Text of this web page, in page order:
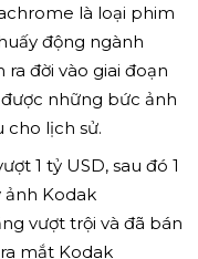
là loại phim
động ngành
đời vào giai đoạn
những bức ảnh
cho lịch sử.
1 tỷ USD, sau đó 1
ảnh Kodak
vượt trội và đã bán
mắt Kodak